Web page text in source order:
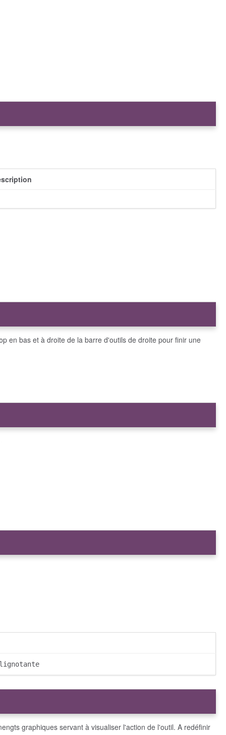
en bas et à droite de la barre d'outils de droite pour finir une
graphiques servant à visualiser l'action de l'outil. A redéfinir